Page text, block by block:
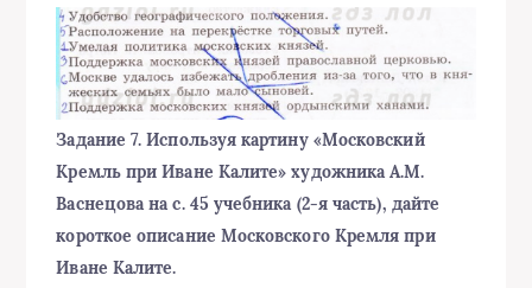
Задание 7. Используя картину «Московский
Кремль при Иване Калите» художника А.М.
Васнецова на с. 45 учебника (2-я часть), дайте
короткое описание Московского Кремля при
Иване Калите.